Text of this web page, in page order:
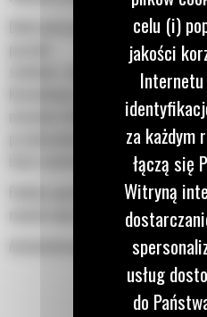
Elektroniczny układ sterowania
silnikowi i skrzyni biegów
Komunikacja ta pozwala maszynie
momentu obrotowego
przeniesienie większej
Funkcja ograniczenia prędkości
Automatyczne zabezpieczenie
doprowadzić przekładnię do
rozruchu w niskich temperaturach.
celu (i)
jakości
za każdym
łączą się
Witryną
usług
do